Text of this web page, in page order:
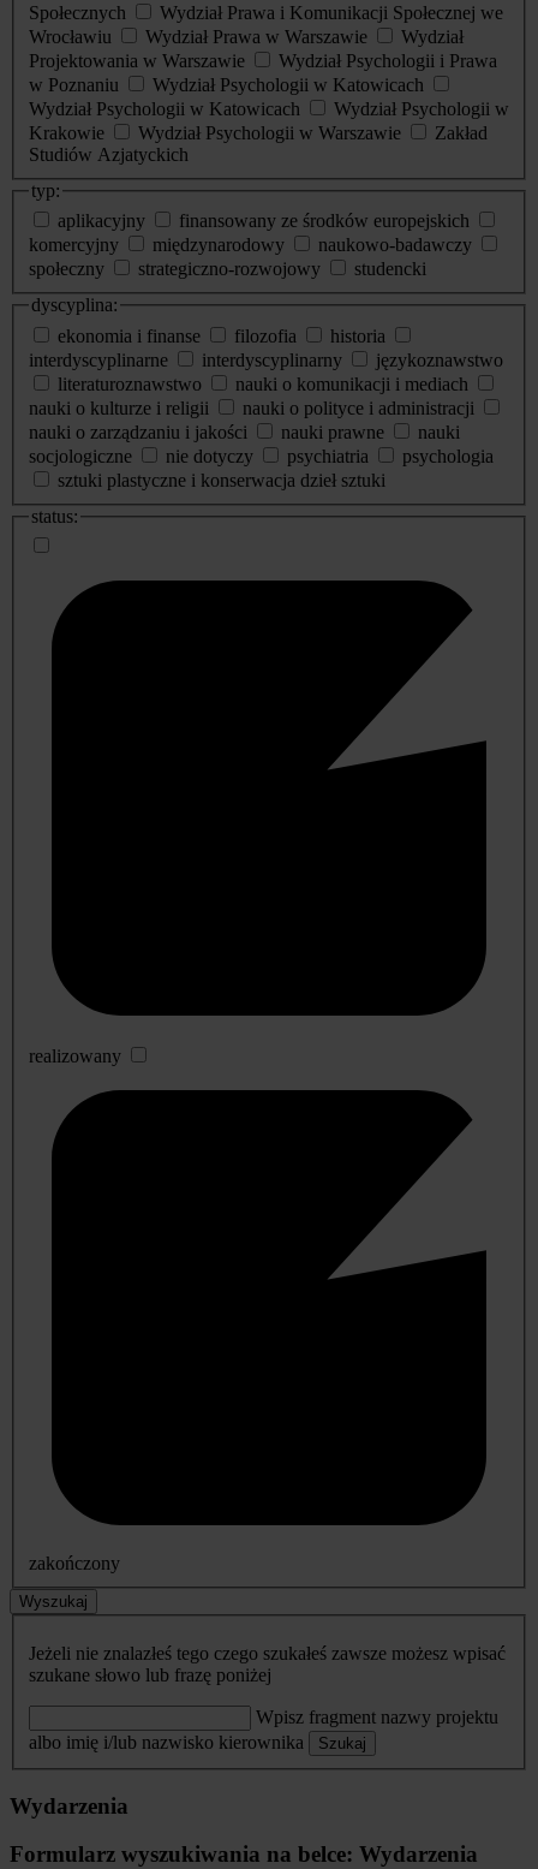
Społecznych
Wydział Prawa i Komunikacji Społecznej we
Wrocławiu
Wydział Prawa w Warszawie
Wydział
Projektowania w Warszawie
Wydział Psychologii i Prawa
w Poznaniu
Wydział Psychologii w Katowicach
Wydział Psychologii w Katowicach
Wydział Psychologii w
Krakowie
Wydział Psychologii w Warszawie
Zakład
Studiów Azjatyckich
typ:
aplikacyjny
finansowany ze środków europejskich
komercyjny
międzynarodowy
naukowo-badawczy
społeczny
strategiczno-rozwojowy
studencki
dyscyplina:
ekonomia i finanse
filozofia
historia
interdyscyplinarne
interdyscyplinarny
językoznawstwo
literaturoznawstwo
nauki o komunikacji i mediach
nauki o kulturze i religii
nauki o polityce i administracji
nauki o zarządzaniu i jakości
nauki prawne
nauki
socjologiczne
nie dotyczy psychiatria
psychologia
sztuki plastyczne i konserwacja dzieł sztuki
status:
realizowany
zakończony
Wyszukaj
Jeżeli nie znalazłeś tego czego szukałeś zawsze możesz wpisać
szukane słowo lub frazę poniżej
Wpisz fragment nazwy projektu
albo imię i/lub nazwisko kierownika
Szukaj
Wydarzenia
Formularz wyszukiwania na belce: Wydarzenia